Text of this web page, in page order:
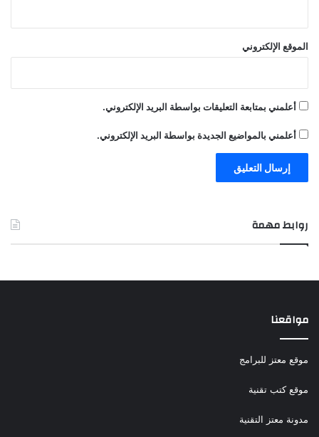
الموقع الإلكتروني
أعلمني بمتابعة التعليقات بواسطة البريد الإلكتروني.
أعلمني بالمواضيع الجديدة بواسطة البريد الإلكتروني.
روابط مهمة
مواقعنا
موقع معتز للبرامج
موقع كتب تقنية
مدونة معتز التقنية